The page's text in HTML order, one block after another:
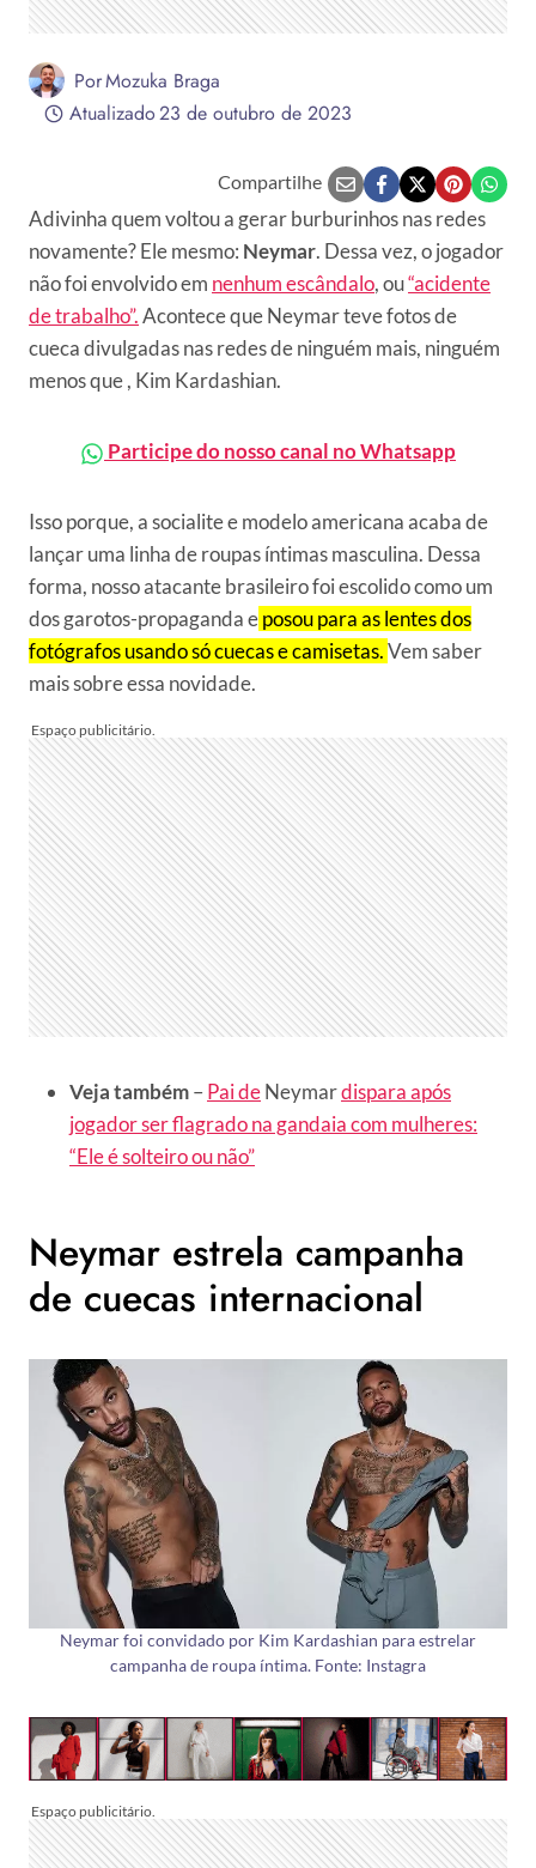
PorMozuka Braga
Atualizado23 de outubro de 2023
Compartilhe
Adivinha quem voltou a gerar burburinhos nas redes
novamente? Ele mesmo: Neymar. Dessa vez, o jogador
não foi envolvido em nenhum escândalo, ou“acidente
de trabalho”.Acontece que Neymar teve fotos de
cueca divulgadas nas redes de ninguém mais, ninguém
menos que , Kim Kardashian.
Participe do nosso canal no Whatsapp
Isso porque, a socialite e modelo americana acaba de
lançar uma linha de roupas íntimas masculina. Dessa
forma, nosso atacante brasileiro foi escolido como um
dos garotos-propaganda eposou para as lentes dos
fotógrafos usando só cuecas e camisetas.Vem saber
mais sobre essa novidade.
Veja também– Pai deNeymardispara após
jogador ser flagrado na gandaia com mulheres:
“Ele é solteiro ou não”
Neymar estrela campanha
de cuecas internacional
Neymar foi convidado por Kim Kardashian para estrelar
campanha de roupa íntima. Fonte: Instagra